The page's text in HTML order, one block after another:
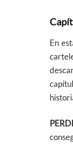
En